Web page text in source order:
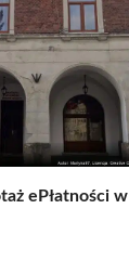
ePłatności